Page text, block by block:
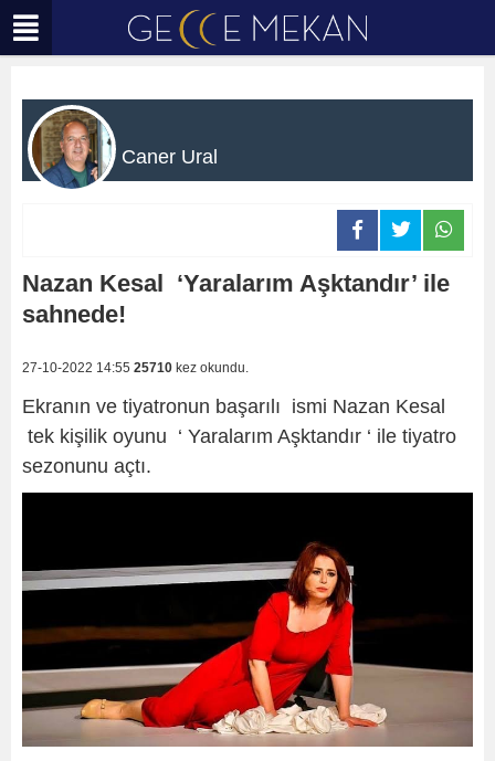
Caner Ural
Nazan Kesal ‘Yaralarım Aşktandır’ ile
sahnede!
27-10-2022 14:55 25710 kez okundu.
Ekranın ve tiyatronun başarılı ismi Nazan Kesal
tek kişilik oyunu ‘ Yaralarım Aşktandır ‘ ile tiyatro
sezonunu açtı.